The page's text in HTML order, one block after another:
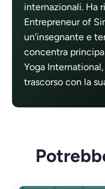
internazionali. Ha
Entrepreneur of
un'insegnante e
concentra
Yoga
trascorso con la